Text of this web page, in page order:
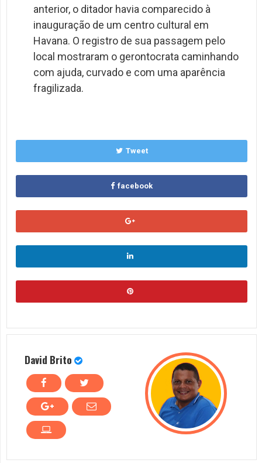
anterior, o ditador havia comparecido à
inauguração de um centro cultural em
Havana. O registro de sua passagem pelo
local mostraram o gerontocrata caminhando
com ajuda, curvado e com uma aparência
fragilizada.
Tweet
facebook
David Brito